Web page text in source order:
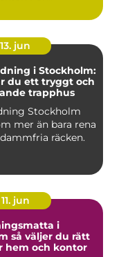
13. jun
i Stockholm:
du ett tryggt och
trapphus
Stockholm
mer än bara rena
räcken.
11. jun
i
hem och kontor